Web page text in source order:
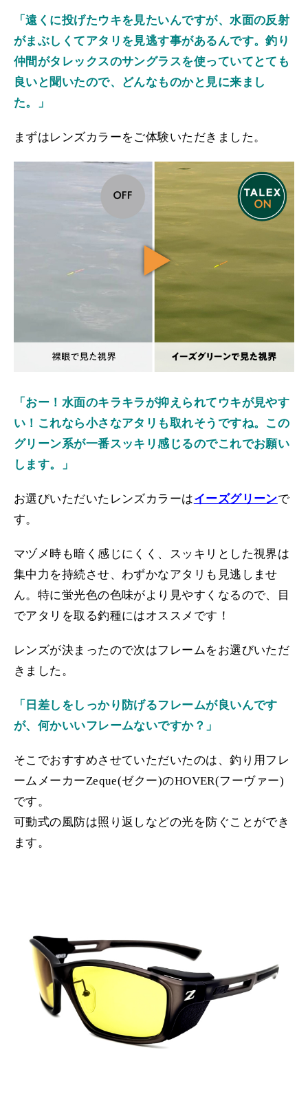
「遠くに投げたウキを見たいんですが、水面の反射
がまぶしくてアタリを見逃す事があるんです。釣り
仲間がタレックスのサングラスを使っていてとても
良いと聞いたので、どんなものかと見に来まし
た。」
まずはレンズカラーをご体験いただきました。
「おー！水面のキラキラが抑えられてウキが見やす
い！これなら小さなアタリも取れそうですね。この
グリーン系が一番スッキリ感じるのでこれでお願い
します。」
お選びいただいたレンズカラーはイーズグリーンで
す。
マヅメ時も暗く感じにくく、スッキリとした視界は
集中力を持続させ、わずかなアタリも見逃しませ
ん。特に蛍光色の色味がより見やすくなるので、目
でアタリを取る釣種にはオススメです！
レンズが決まったので次はフレームをお選びいただ
きました。
「日差しをしっかり防げるフレームが良いんです
が、何かいいフレームないですか？」
そこでおすすめさせていただいたのは、釣り用フレ
ームメーカーZeque(ゼクー)のHOVER(フーヴァー)
です。
可動式の風防は照り返しなどの光を防ぐことができ
ます。